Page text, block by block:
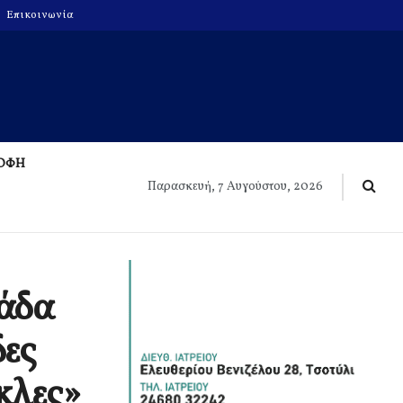
Επικοινωνία
Παρασκευή, 7 Αυγούστου, 2026